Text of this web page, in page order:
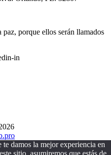
porque ellos serán llamados
in
te damos la mejor experiencia en
sitio, asumiremos que estás de